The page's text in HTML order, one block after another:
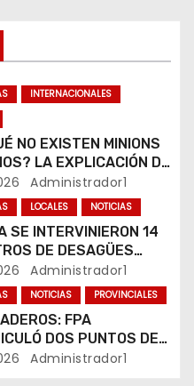
INTERNACIONALES
NO EXISTEN MINIONS
LA EXPLICACIÓN DE
QUE VOLVIÓ A
Administrador1
LOCALES NOTICIAS
SE INTERVINIERON 14
DE DESAGÜES
Administrador1
NOTICIAS PROVINCIALES
FPA
DOS PUNTOS DE
DROGAS. TRES
Administrador1